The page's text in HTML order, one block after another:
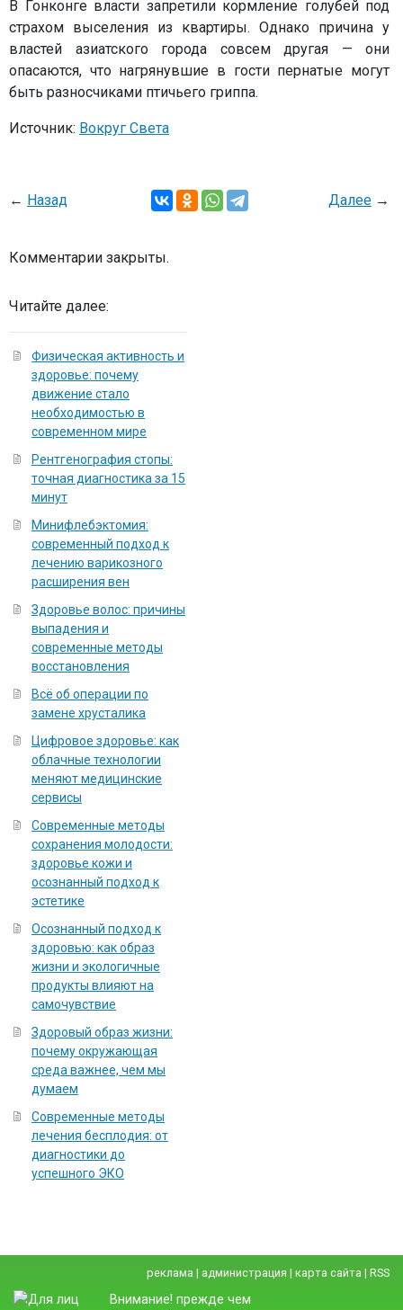
В Гонконге власти запретили кормление голубей под
страхом выселения из квартиры. Однако причина у
властей азиатского города совсем другая — они
опасаются, что нагрянувшие в гости пернатые могут
быть разносчиками птичьего гриппа.
Источник: Вокруг Света
← Назад Далее →
Комментарии закрыты.
Читайте далее:
Физическая активность и
здоровье: почему
движение стало
необходимостью в
современном мире
Рентгенография стопы:
точная диагностика за 15
минут
Минифлебэктомия:
современный подход к
лечению варикозного
расширения вен
Здоровье волос: причины
выпадения и
современные методы
восстановления
Всё об операции по
замене хрусталика
Цифровое здоровье: как
облачные технологии
меняют медицинские
сервисы
Современные методы
сохранения молодости:
здоровье кожи и
осознанный подход к
эстетике
Осознанный подход к
здоровью: как образ
жизни и экологичные
продукты влияют на
самочувствие
Здоровый образ жизни:
почему окружающая
среда важнее, чем мы
думаем
Современные методы
лечения бесплодия: от
диагностики до
успешного ЭКО
реклама | администрация | карта сайта | RSS
Внимание! прежде чем